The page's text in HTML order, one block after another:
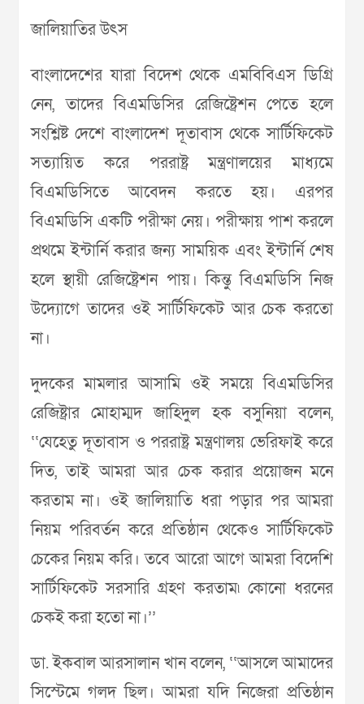
জালিয়াতির উৎস
বাংলাদেশের যারা বিদেশ থেকে এমবিবিএস ডিগ্রি
নেন, তাদের বিএমডিসির রেজিষ্ট্রেশন পেতে হলে
সংশ্লিষ্ট দেশে বাংলাদেশ দূতাবাস থেকে সার্টিফিকেট
সত্যায়িত করে পররাষ্ট্র মন্ত্রণালয়ের মাধ্যমে
বিএমডিসিতে আবেদন করতে হয়। এরপর
বিএমডিসি একটি পরীক্ষা নেয়। পরীক্ষায় পাশ করলে
প্রথমে ইন্টার্নি করার জন্য সাময়িক এবং ইন্টার্নি শেষ
হলে স্থায়ী রেজিষ্ট্রেশন পায়। কিন্তু বিএমডিসি নিজ
উদ্যোগে তাদের ওই সার্টিফিকেট আর চেক করতো
না।
দুদকের মামলার আসামি ওই সময়ে বিএমডিসির
রেজিষ্ট্রার মোহাম্মদ জাহিদুল হক বসুনিয়া বলেন,
‘‘যেহেতু দূতাবাস ও পররাষ্ট্র মন্ত্রণালয় ভেরিফাই করে
দিত, তাই আমরা আর চেক করার প্রয়োজন মনে
করতাম না। ওই জালিয়াতি ধরা পড়ার পর আমরা
নিয়ম পরিবর্তন করে প্রতিষ্ঠান থেকেও সার্টিফিকেট
চেকের নিয়ম করি। তবে আরো আগে আমরা বিদেশি
সার্টিফিকেট সরসারি গ্রহণ করতাম৷ কোনো ধরনের
চেকই করা হতো না।’’
ডা. ইকবাল আরসালান খান বলেন, ‘‘আসলে আমাদের
সিস্টেমে গলদ ছিল। আমরা যদি নিজেরা প্রতিষ্ঠান